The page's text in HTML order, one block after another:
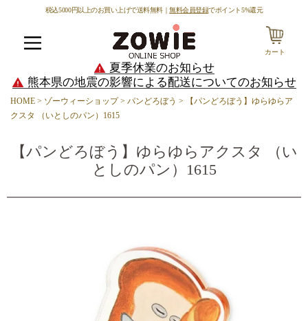
税込5000円以上のお買い上げで送料無料｜無料会員登録でポイント5%還元
カート
夏季休業のお知らせ
熊本県の地震の影響による配送についてのお知らせ
HOME ゾーウィーショップ パンどろぼう
【パンどろぼう】ゆらゆらア
クスタ （いとしのパン）1615
【パンどろぼう】ゆらゆらアクスタ （い
としのパン）1615